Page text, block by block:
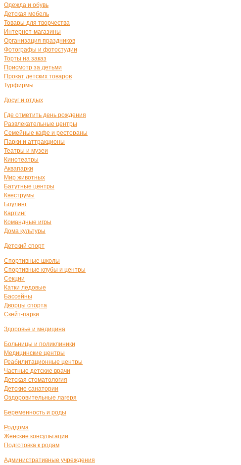
Одежда и обувь
Детская мебель
Товары для творчества
Интернет-магазины
Организация праздников
Фотографы и фотостудии
Торты на заказ
Присмотр за детьми
Прокат детских товаров
Турфирмы
Досуг и отдых
Где отметить день рождения
Развлекательные центры
Семейные кафе и рестораны
Парки и аттракционы
Театры и музеи
Кинотеатры
Аквапарки
Мир животных
Батутные центры
Квеструмы
Боулинг
Картинг
Командные игры
Дома культуры
Детский спорт
Спортивные школы
Спортивные клубы и центры
Секции
Катки ледовые
Бассейны
Дворцы спорта
Скейт-парки
Здоровье и медицина
Больницы и поликлиники
Медицинские центры
Реабилитационные центры
Частные детские врачи
Детская стоматология
Детские санатории
Оздоровительные лагеря
Беременность и роды
Роддома
Женские консультации
Подготовка к родам
Административные учреждения